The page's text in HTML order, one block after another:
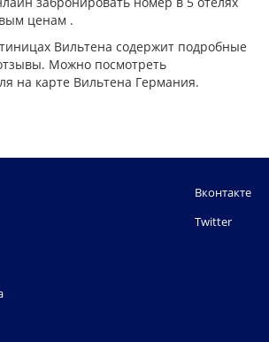
ценам .
Вильтена содержит подробные
Можно посмотреть
на карте Вильтена Германия.
Вконтакте
Twitter